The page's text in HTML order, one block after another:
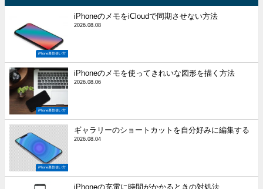
iPhone裏技使い方
iPhoneのメモをiCloudで同期させない方法
2026.08.08
iPhone裏技使い方
iPhoneのメモを使ってきれいな図形を描く方法
2026.08.06
iPhone裏技使い方
ギャラリーのショートカットを自分好みに編集する
2026.08.04
iPhoneの充電に時間がかかるときの対処法